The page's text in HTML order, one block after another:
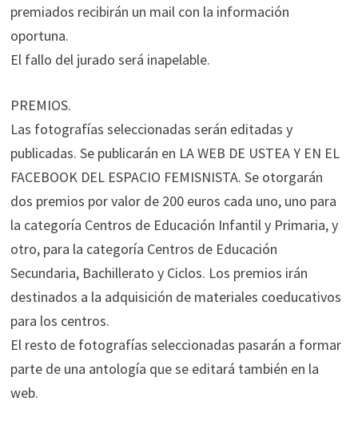
premiados recibirán un mail con la información
oportuna.
El fallo del jurado será inapelable.
PREMIOS.
Las fotografías seleccionadas serán editadas y
publicadas. Se publicarán en LA WEB DE USTEA Y EN EL
FACEBOOK DEL ESPACIO FEMISNISTA. Se otorgarán
dos premios por valor de 200 euros cada uno, uno para
la categoría Centros de Educación Infantil y Primaria, y
otro, para la categoría Centros de Educación
Secundaria, Bachillerato y Ciclos. Los premios irán
destinados a la adquisición de materiales coeducativos
para los centros.
El resto de fotografías seleccionadas pasarán a formar
parte de una antología que se editará también en la
web.